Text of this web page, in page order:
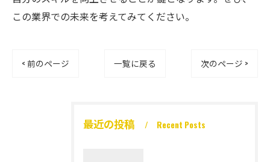
この業界での未来を考えてみてください。
< 前のページ 一覧に戻る 次のページ >
最近の投稿 Recent Posts